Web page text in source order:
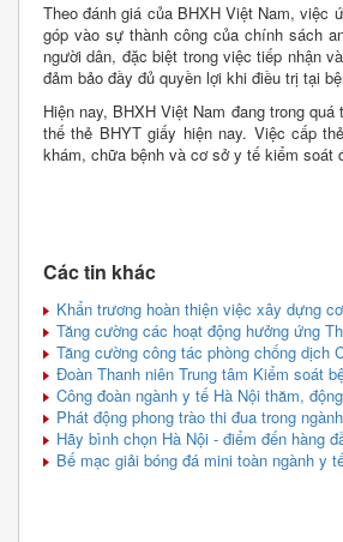
Theo đánh giá của BHXH Việt Nam, việc
góp vào sự thành công của chính sách
người dân, đặc biệt trong việc tiếp nhận
đảm bảo đầy đủ quyền lợi khi điều trị tại
Hiện nay, BHXH Việt Nam đang trong
thế thẻ BHYT giấy hiện nay. Việc cấp
khám, chữa bệnh và cơ sở y tế kiểm soát
Các tin khác
Khẩn trương hoàn thiện việc xây dựng
Tăng cường các hoạt động hưởng ứng
Tăng cường công tác phòng chống dịch
Đoàn Thanh niên Trung tâm Kiểm soát
Công đoàn ngành y tế Hà Nội thăm,
Phát động phong trào thi đua trong
Hãy bình chọn Hà Nội - điểm đến hàng
Bế mạc giải bóng đá mini toàn ngành y